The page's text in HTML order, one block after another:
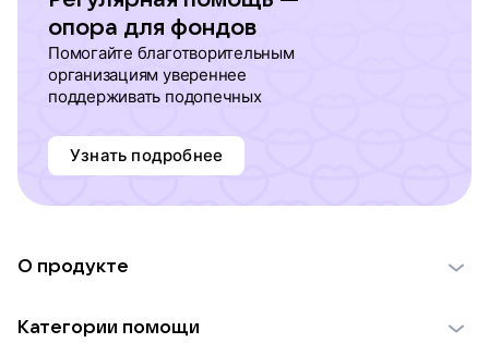
опора для фондов
Помогайте благотворительным
организациям увереннее
поддерживать подопечных
Узнать подробнее
О продукте
Категории помощи